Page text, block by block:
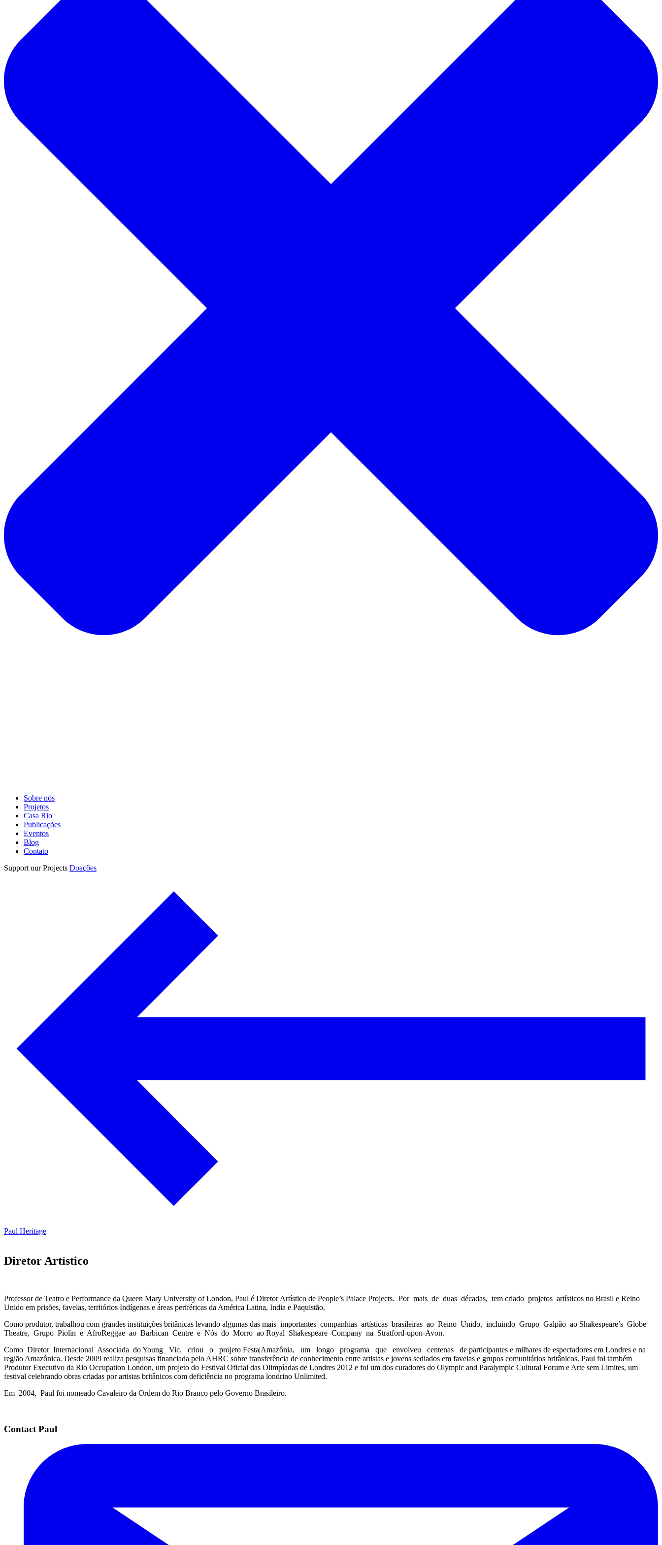
Sobre nós
Projetos
Casa Rio
Publicações
Eventos
Blog
Contato
Support our Projects Doações
Paul Heritage
Diretor Artístico
Professor de Teatro e Performance da Queen Mary University of London, Paul é Diretor Artístico de People’s Palace Projects. Por mais de duas décadas, tem criado projetos artísticos no Brasil e Reino
Unido em prisões, favelas, territórios Indígenas e áreas periféricas da América Latina, India e Paquistão.
Como produtor, trabalhou com grandes instituições britânicas levando algumas das mais importantes companhias artísticas brasileiras ao Reino Unido, incluindo Grupo Galpão ao Shakespeare’s Globe
Theatre, Grupo Piolin e AfroReggae ao Barbican Centre e Nós do Morro ao Royal Shakespeare Company na Stratford-upon-Avon.
Como Diretor Internacional Associada do Young Vic, criou o projeto Festa|Amazônia, um longo programa que envolveu centenas de participantes e milhares de espectadores em Londres e na
região Amazônica. Desde 2009 realiza pesquisas financiada pelo AHRC sobre transferência de conhecimento entre artistas e jovens sediados em favelas e grupos comunitários britânicos. Paul foi também
Produtor Executivo da Rio Occupation London, um projeto do Festival Oficial das Olimpíadas de Londres 2012 e foi um dos curadores do Olympic and Paralympic Cultural Forum e Arte sem Limites, um
festival celebrando obras criadas por artistas britânicos com deficiência no programa londrino Unlimited.
Em 2004, Paul foi nomeado Cavaleiro da Ordem do Rio Branco pelo Governo Brasileiro.
Contact Paul